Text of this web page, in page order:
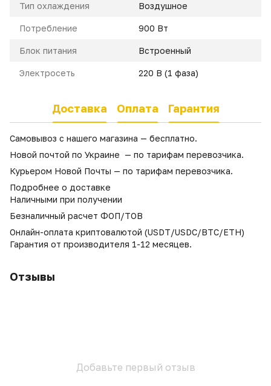
Тип охлаждения Воздушное
Потребление 900 Вт
Блок питания Встроенный
Электросеть 220 В (1 фаза)
Доставка Оплата Гарантия
Самовывоз с нашего магазина — бесплатно.
Новой почтой по Украине — по тарифам перевозчика.
Курьером Новой Почты — по тарифам перевозчика.
Подробнее о доставке
Наличными при получении
Безналичный расчет ФОП/ТОВ
Онлайн-оплата криптовалютой (USDT/USDC/BTC/ETH)
Гарантия от производителя 1-12 месяцев.
Отзывы
Добавьте первый отзыв